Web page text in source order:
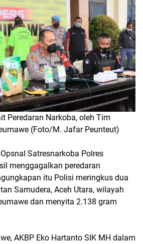
Peredaran Narkoba, oleh Tim
(Foto/M. Jafar Peunteut)
Satresnarkoba Polres
menggagalkan peredaran
itu Polisi meringkus dua
Samudera, Aceh Utara, wilayah
dan menyita 2.138 gram
AKBP Eko Hartanto SIK MH dalam